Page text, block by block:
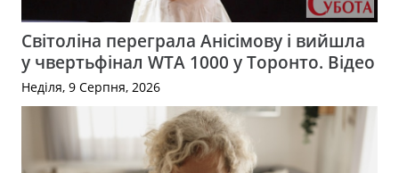
Світоліна переграла Анісімову і вийшла
у чвертьфінал WTA 1000 у Торонто. Відео
Неділя, 9 Серпня, 2026